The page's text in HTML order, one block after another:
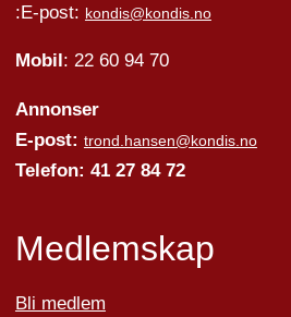
:E-post: kondis@kondis.no
Mobil : 22 60 94 70
Annonser
E-post: trond.hansen@kondis.no
Telefon: 41 27 84 72
Medlemskap
Bli medlem